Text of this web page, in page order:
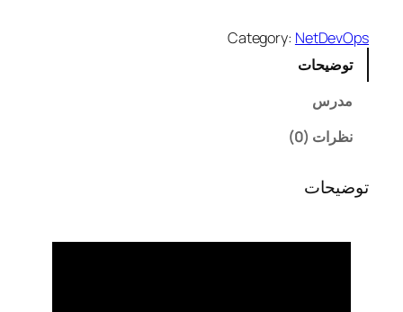
h
c
i
Category: NetDevOps
توضیحات
مدرس
نظرات (0)
توضیحات